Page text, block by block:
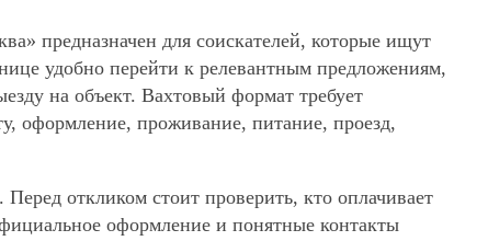
предназначен для соискателей, которые ищут
удобно перейти к релевантным предложениям,
на объект. Вахтовый формат требует
оформление, проживание, питание, проезд,
откликом стоит проверить, кто оплачивает
оформление и понятные контакты